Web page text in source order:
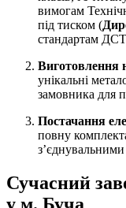
вимогам
під тиском (
стандартам
Виготовлення
унікальні
замовника для
Постачання
повну
Сучасний